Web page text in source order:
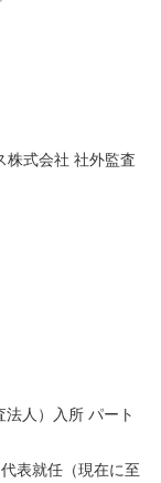
株式会社 社外監査
人）入所 パート
表就任（現在に至